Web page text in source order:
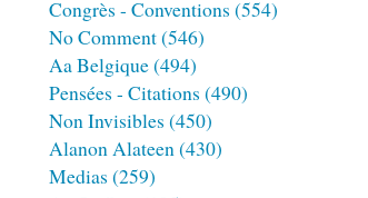
Congrès - Conventions (554)
No Comment(546)
Aa Belgique(494)
Pensées - Citations (490)
Non Invisibles (450)
Alanon Alateen(430)
Medias (259)